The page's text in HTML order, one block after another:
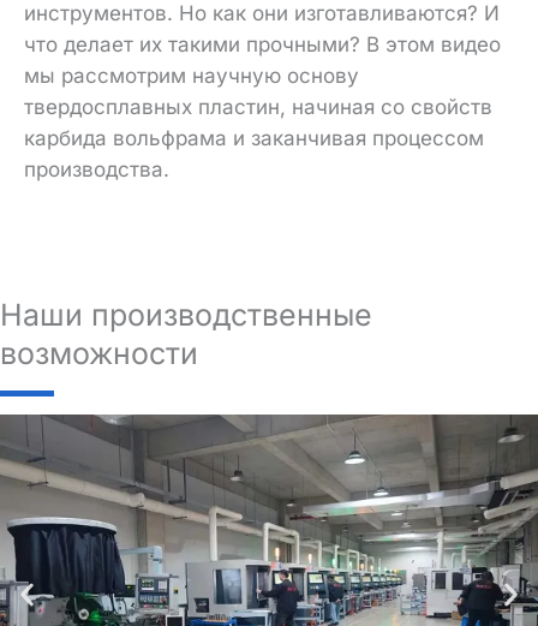
инструментов. Но как они изготавливаются? И
что делает их такими прочными? В этом видео
мы рассмотрим научную основу
твердосплавных пластин, начиная со свойств
карбида вольфрама и заканчивая процессом
производства.
Наши производственные
возможности